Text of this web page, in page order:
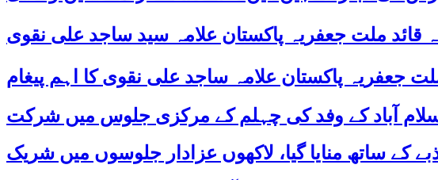
قائد ملت جعفریہ پاکستان علامہ سید ساجد علی نقوی
آباد کے وفد کی چہلم کے مرکزی جلوس میں شرکت